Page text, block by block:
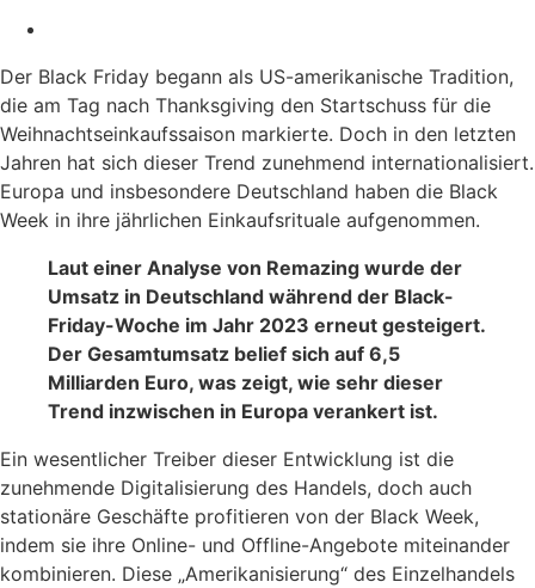
Der Black Friday begann als US-amerikanische Tradition,
die am Tag nach Thanksgiving den Startschuss für die
Weihnachtseinkaufssaison markierte. Doch in den letzten
Jahren hat sich dieser Trend zunehmend internationalisiert.
Europa und insbesondere Deutschland haben die Black
Week in ihre jährlichen Einkaufsrituale aufgenommen.
Laut einer Analyse von Remazing wurde der
Umsatz in Deutschland während der Black-
Friday-Woche im Jahr 2023 erneut gesteigert.
Der Gesamtumsatz belief sich auf 6,5
Milliarden Euro, was zeigt, wie sehr dieser
Trend inzwischen in Europa verankert ist.
Ein wesentlicher Treiber dieser Entwicklung ist die
zunehmende Digitalisierung des Handels, doch auch
stationäre Geschäfte profitieren von der Black Week,
indem sie ihre Online- und Offline-Angebote miteinander
kombinieren. Diese „Amerikanisierung“ des Einzelhandels